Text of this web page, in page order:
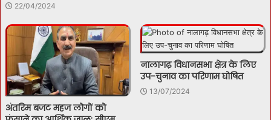
22/04/2024
अंतरिम बजट महज लोगों को
नालागढ़ विधानसभा क्षेत्र के लिए
उप-चुनाव का परिणाम घोषित
13/07/2024